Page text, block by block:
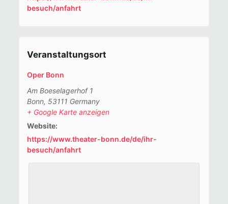
besuch/anfahrt
Veranstaltungsort
Oper Bonn
Am Boeselagerhof 1
Bonn, 53111 Germany
+ Google Karte anzeigen
Website:
https://www.theater-bonn.de/de/ihr-
besuch/anfahrt